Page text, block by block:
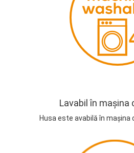
Lavabil în mașina
Husa este avabilă în mașina